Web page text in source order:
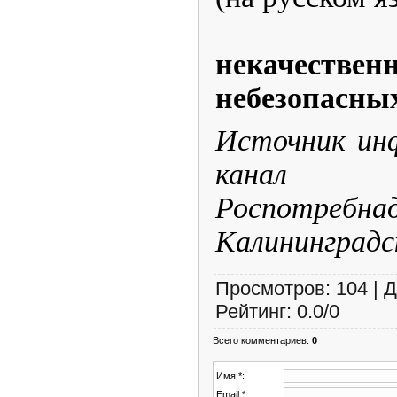
Источник
канал
Просмотров: 104 |
Рейтинг: 0.0/0
Всего комментариев: 0
Имя *:
Email *: